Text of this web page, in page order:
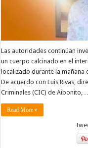
Las autoridades continúan
un cuerpo calcinado en el
localizado durante la mañana
De acuerdo con Luis Rivas,
Criminales (CIC) de Aibonito,
Read More »